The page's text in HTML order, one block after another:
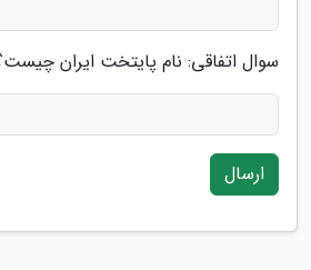
سوال اتفاقی: نام پایتخت ایران
ارسال